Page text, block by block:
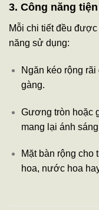
3. Công năng
Mỗi chi tiết đều
năng sử dụng:
Ngăn kéo rộng
gàng.
Gương tròn hoặc
mang lại ánh
Mặt bàn rộng cho
hoa, nước hoa